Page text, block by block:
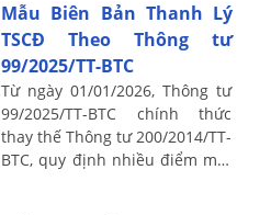
đảm bảo minh ...
Mẫu Biên Bản Thanh Lý
TSCĐ Theo Thông tư
99/2025/TT-BTC
Từ ngày 01/01/2026, Thông tư
99/2025/TT-BTC chính thức
thay thế Thông tư 200/2014/TT-
BTC, quy định nhiều điểm mới